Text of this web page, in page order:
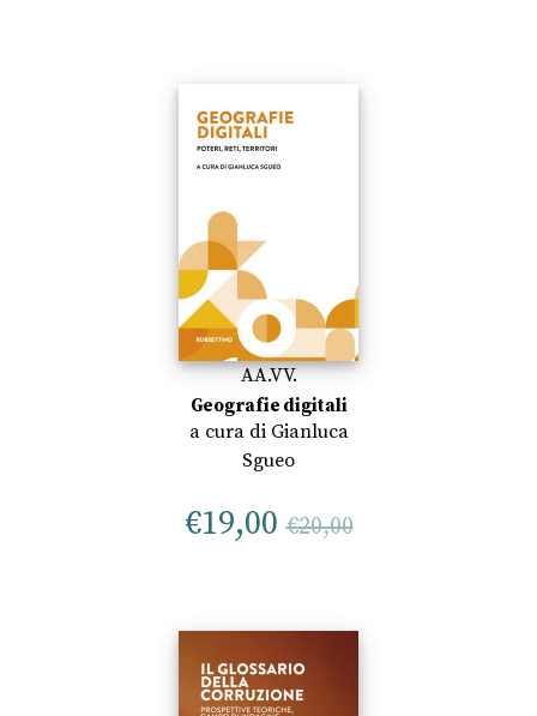
AA.VV.
Geografie digitali
a cura di Gianluca
Sgueo
€19,00 €20,00